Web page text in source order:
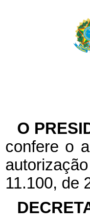
O
confere o
11.100, de